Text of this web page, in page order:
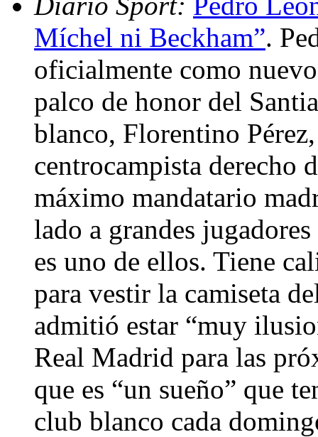
Míchel ni Beckham”.
oficialmente como
palco de honor del
blanco, Florentino
centrocampista derecho
máximo mandatario
lado a grandes
es uno de ellos. Tiene
para vestir la camiseta
admitió estar “muy
Real Madrid para las
que es “un sueño” que
club blanco cada